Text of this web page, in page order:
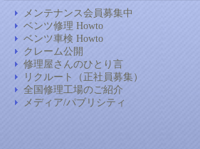
メンテナンス会員募集中
ベンツ修理 Howto
ベンツ車検 Howto
クレーム公開
修理屋さんのひとり言
リクルート（正社員募集）
全国修理工場のご紹介
メディア/パブリシティ